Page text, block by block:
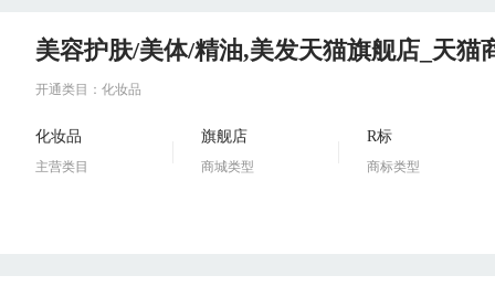
美容护肤/美体/精油,美发天猫旗舰店_天猫
开通类目：化妆品
化妆品
主营类目
旗舰店
商城类型
R标
商标类型